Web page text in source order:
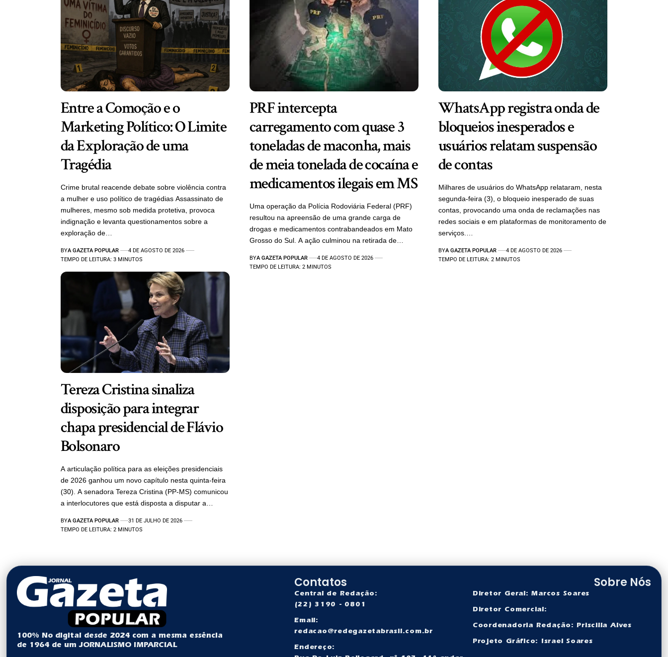
Entre a Comoção e o
Marketing Político: O Limite
da Exploração de uma
Tragédia
Crime brutal reacende debate sobre violência contra
a mulher e uso político de tragédias Assassinato de
mulheres, mesmo sob medida protetiva, provoca
indignação e levanta questionamentos sobre a
exploração de…
BYA GAZETA POPULAR
4 DE AGOSTO DE 2026
TEMPO DE LEITURA: 3 MINUTOS
PRF intercepta
carregamento com quase 3
toneladas de maconha, mais
de meia tonelada de cocaína e
medicamentos ilegais em MS
Uma operação da Polícia Rodoviária Federal (PRF)
resultou na apreensão de uma grande carga de
drogas e medicamentos contrabandeados em Mato
Grosso do Sul. A ação culminou na retirada de…
BYA GAZETA POPULAR
4 DE AGOSTO DE 2026
TEMPO DE LEITURA: 2 MINUTOS
WhatsApp registra onda de
bloqueios inesperados e
usuários relatam suspensão
de contas
Milhares de usuários do WhatsApp relataram, nesta
segunda-feira (3), o bloqueio inesperado de suas
contas, provocando uma onda de reclamações nas
redes sociais e em plataformas de monitoramento de
serviços.…
BYA GAZETA POPULAR
4 DE AGOSTO DE 2026
TEMPO DE LEITURA: 2 MINUTOS
Tereza Cristina sinaliza
disposição para integrar
chapa presidencial de Flávio
Bolsonaro
A articulação política para as eleições presidenciais
de 2026 ganhou um novo capítulo nesta quinta-feira
(30). A senadora Tereza Cristina (PP-MS) comunicou
a interlocutores que está disposta a disputar a…
BYA GAZETA POPULAR
31 DE JULHO DE 2026
TEMPO DE LEITURA: 2 MINUTOS
100% No digital desde 2024 com a mesma essência
de 1964 de um JORNALISMO IMPARCIAL
Contatos
Central de Redação:
(22) 3190 - 0801
Email:
redacao@redegazetabrasil.com.br
Endereço:
Sobre Nós
Diretor Geral: Marcos Soares
Diretor Comercial:
Coordenadoria Redação: Priscilla Alves
Projeto Gráfico: Israel Soares